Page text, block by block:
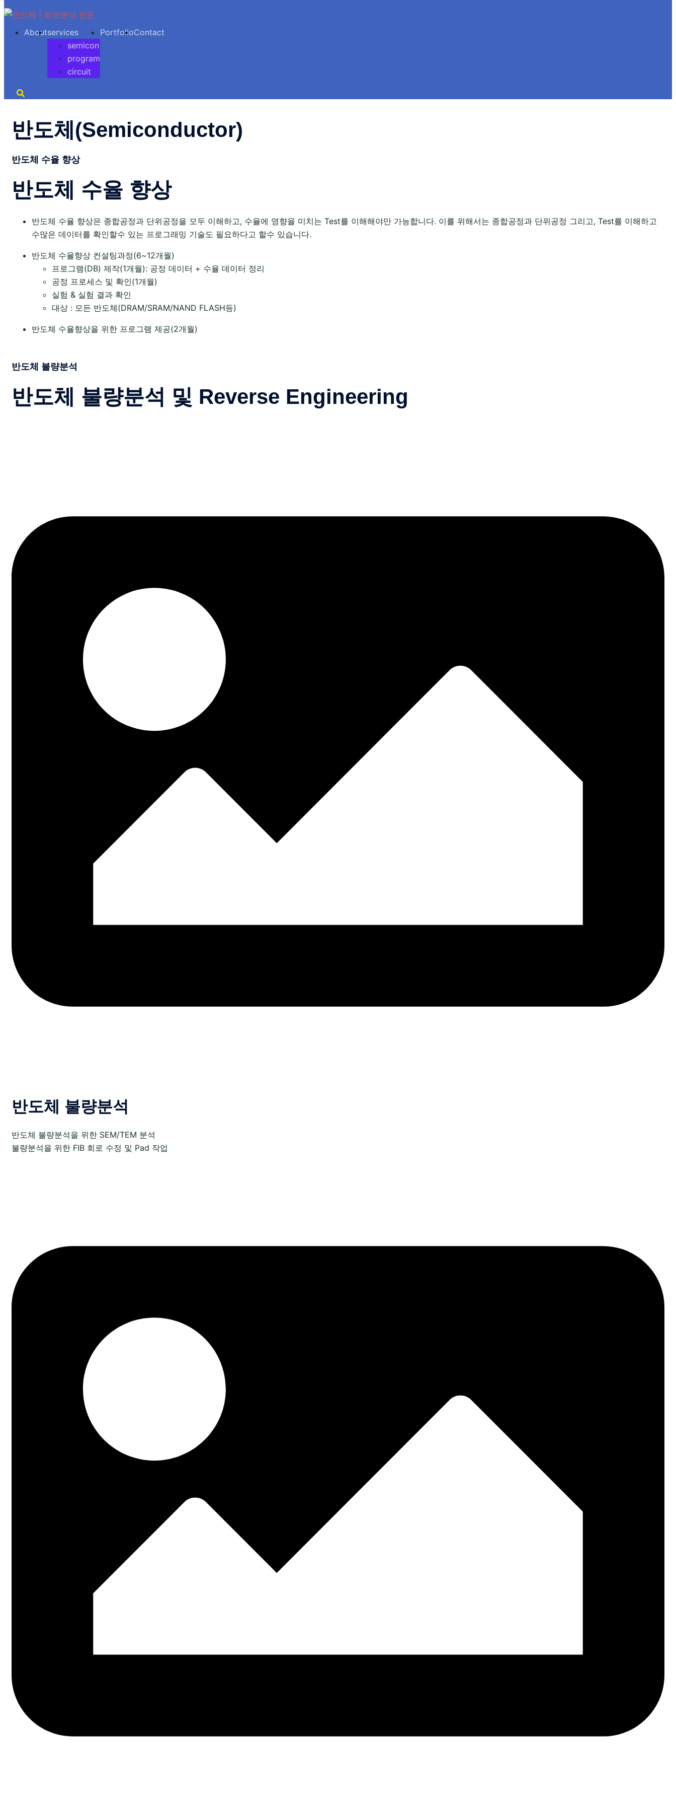
Skip
contentAboutservices
semicon
program
circuit
PortfolioContact
반도체(Semiconductor)
반도체 수율 향상
반도체 수율 향상
반도체 수율 향상은 종합공정과 단위공정을 모두 이해하고, 수율에 영향을 미치는 Test를 이해해야만 가능합니다. 이를 위해서는 종합공정과 단위공정 그리고, Test를 이해하고
수많은 데이터를 확인할수 있는 프로그래밍 기술도 필요하다고 할수 있습니다.
반도체 수율향상 컨설팅과정(6~12개월)
프로그램(DB) 제작(1개월): 공정 데이터 + 수율 데이터 정리
공정 프로세스 및 확인(1개월)
실험 & 실험 결과 확인
대상 : 모든 반도체(DRAM/SRAM/NAND FLASH등)
반도체 수율향상을 위한 프로그램 제공(2개월)
반도체 불량분석
반도체 불량분석 및 Reverse Engineering
반도체 불량분석
반도체 불량분석을 위한 SEM/TEM 분석
불량분석을 위한 FIB 회로 수정 및 Pad 작업